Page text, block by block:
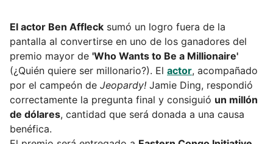
El actor Ben Affleck sumó un logro fuera de la
pantalla al convertirse en uno de los ganadores del
premio mayor de 'Who Wants to Be a Millionaire'
(¿Quién quiere ser millonario?). El actor, acompañado
por el campeón de Jeopardy! Jamie Ding, respondió
correctamente la pregunta final y consiguió un millón
de dólares, cantidad que será donada a una causa
benéfica.